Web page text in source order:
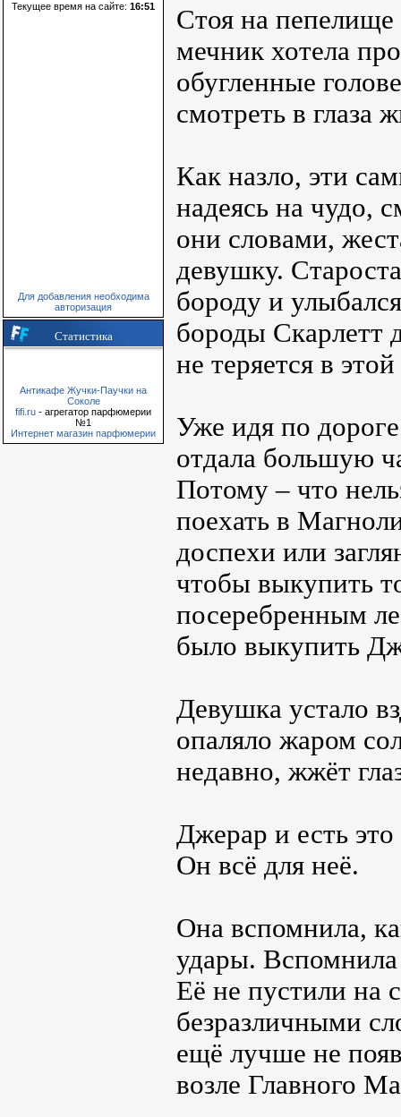
Текущее время на сайте: 16:51
Для добавления необходима
авторизация
Статистика
Антикафе Жучки-Паучки на
Соколе
fifi.ru - агрегатор парфюмерии
№1
Интернет магазин парфюмерии
Стоя на
мечник хотела
обугленные
смотреть в глаза
Как назло, эти
надеясь на чудо,
они словами,
девушку.
бороду и
бороды Скарлетт
не теряется в
Уже идя по
отдала большую
Потому – что
поехать в
доспехи или
чтобы выкупить
посеребренным
было выкупить
Девушка устало
опаляло жаром
недавно, жжёт
Джерар и есть
Он всё для неё.
Она вспомнила,
удары.
Её не пустили на
безразличными
ещё лучше не
возле Главного